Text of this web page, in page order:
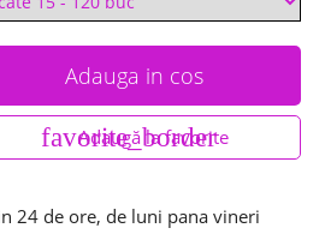
Adauga in cos
favorite_border
Adaugă la favorite
24 de ore, de luni pana vineri